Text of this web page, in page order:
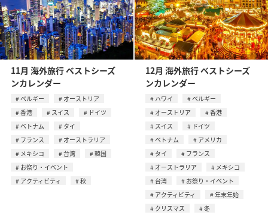
11月 海外旅行 ベストシーズ
ンカレンダー
ベルギー
オーストリア
香港
スイス
ドイツ
ベトナム
タイ
フランス
オーストラリア
メキシコ
台湾
韓国
お祭り・イベント
アクティビティ
秋
12月 海外旅行 ベストシーズ
ンカレンダー
ハワイ
ベルギー
オーストリア
香港
スイス
ドイツ
ベトナム
アメリカ
タイ
フランス
オーストラリア
メキシコ
台湾
お祭り・イベント
アクティビティ
年末年始
クリスマス
冬